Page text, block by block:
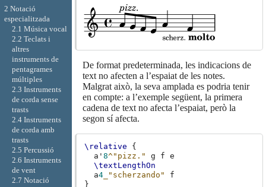
De format predeterminada, les indicacions de
text no afecten a l’espaiat de les notes.
Malgrat això, la seva amplada es podria tenir
en compte: a l’exemple següent, la primera
cadena de text no afecta l’espaiat, però la
segon sí afecta.
\relative
{
a' 8^"pizz." g f e
\textLengthOn
a4_"scherzando"
f
}
2 Notació
especialitzada
2.1 Música vocal
2.2 Teclats i
altres
instruments de
pentagrames
múltiples
2.3 Instruments
de corda sense
trasts
2.4 Instruments
de corda amb
trasts
2.5 Percussió
2.6 Instruments
de vent
2.7 Notació